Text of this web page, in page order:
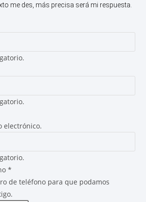
me des, más precisa será mi respuesta.
electrónico.
*
de teléfono para que podamos